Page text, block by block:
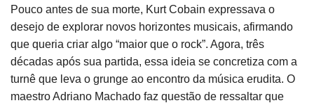
Pouco antes de sua morte, Kurt Cobain expressava o
desejo de explorar novos horizontes musicais, afirmando
que queria criar algo “maior que o rock”. Agora, três
décadas após sua partida, essa ideia se concretiza com a
turnê que leva o grunge ao encontro da música erudita. O
maestro Adriano Machado faz questão de ressaltar que